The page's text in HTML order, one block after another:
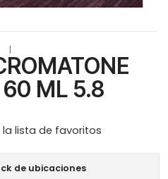
60 ML 5.8
lista de favoritos
de ubicaciones